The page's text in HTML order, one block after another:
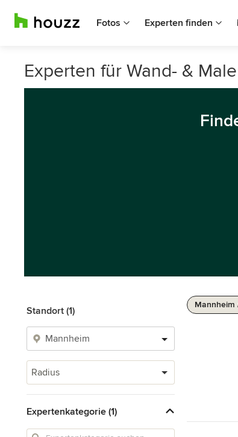
Fotos Experten finden
Experten für Wand- &
Standort (1)
Radius
Expertenkategorie (1)
Mannheim